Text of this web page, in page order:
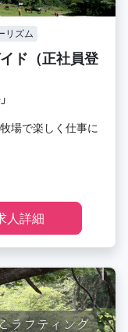
リズム
ド（正社員登
場で楽しく仕事に
人詳細